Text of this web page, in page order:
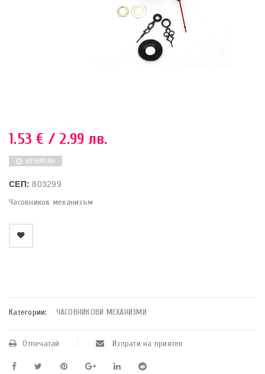
1.53€ / 2.99 лв.
ИЗЧЕРПАН
СЕП:803299
Часовников механизъм
Категории: ЧАСОВНИКОВИ МЕХАНИЗМИ
Отпечатай Изпрати на приятел